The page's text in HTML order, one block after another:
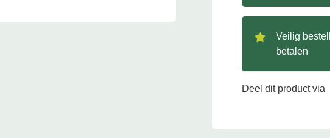
Veilig
betalen
Deel dit product via